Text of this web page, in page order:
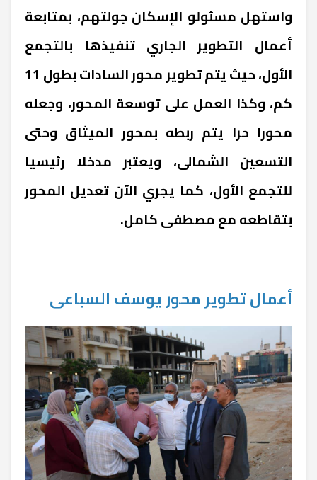
واستهل مسئولو الإسكان جولتهم، بمتابعة
أعمال التطوير الجاري تنفيذها بالتجمع
الأول، حيث يتم تطوير محور السادات بطول 11
كم، وكذا العمل على توسعة المحور، وجعله
محورا حرا يتم ربطه بمحور الميثاق وحتى
التسعين الشمالى، ويعتبر مدخلا رئيسيا
للتجمع الأول، كما يجري الآن تعديل المحور
بتقاطعه مع مصطفى كامل.
أعمال تطوير محور يوسف السباعى